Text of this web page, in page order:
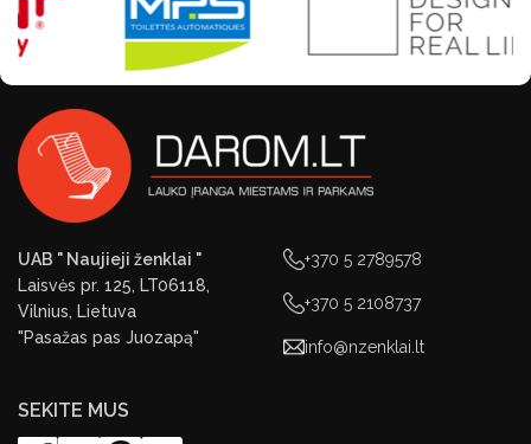
UAB " Naujieji ženklai "
Laisvės pr. 125, LT06118,
Vilnius, Lietuva
"Pasažas pas Juozapą"
+370 5 2789578
+370 5 2108737
info@nzenklai.lt
SEKITE MUS